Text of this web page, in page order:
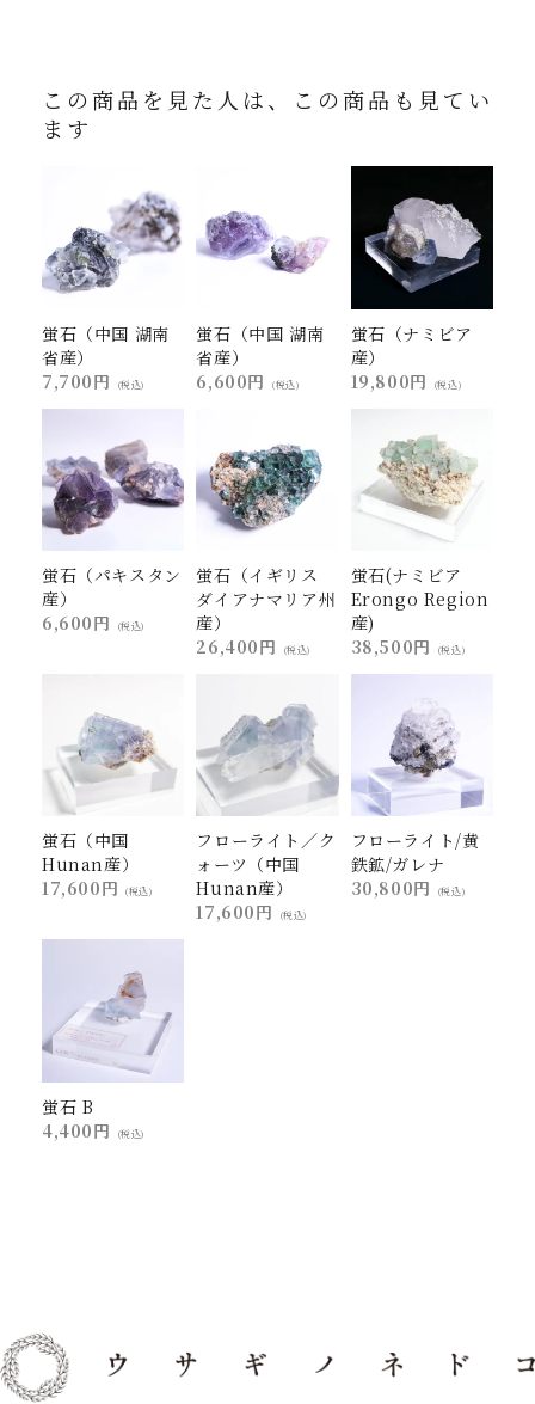
この商品を見た人は、この商品も見てい
ます
蛍石（中国 湖南
省産）
7,700円
(税込)
蛍石（中国 湖南
省産）
6,600円
(税込)
蛍石（ナミビア
産）
19,800円
(税込)
蛍石（パキスタン
産）
6,600円
(税込)
蛍石（イギリス
ダイアナマリア州
産）
26,400円
(税込)
蛍石(ナミビア
Erongo Region
産)
38,500円
(税込)
蛍石（中国
Hunan産）
17,600円
(税込)
フローライト／ク
ォーツ（中国
Hunan産）
17,600円
(税込)
フローライト/黄
鉄鉱/ガレナ
30,800円
(税込)
蛍石 B
4,400円
(税込)